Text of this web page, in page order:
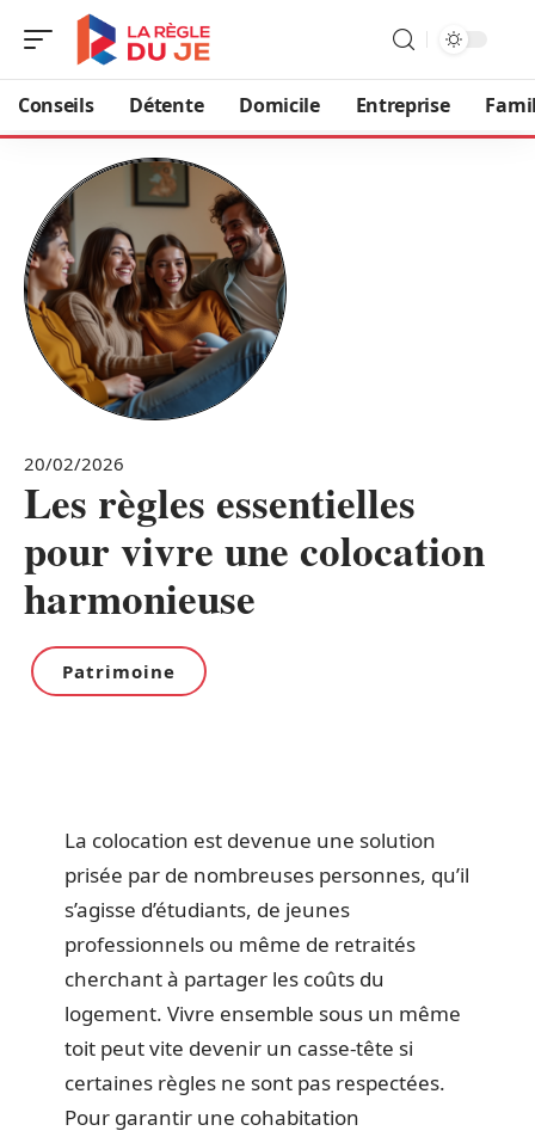
Conseils Détente Domicile Entreprise
20/02/2026
Les règles essentielles
pour vivre une colocation
harmonieuse
Patrimoine
La colocation est devenue une solution
prisée par de nombreuses personnes, qu’il
s’agisse d’étudiants, de jeunes
professionnels ou même de retraités
cherchant à partager les coûts du
logement. Vivre ensemble sous un même
toit peut vite devenir un casse-tête si
certaines règles ne sont pas respectées.
Pour garantir une cohabitation